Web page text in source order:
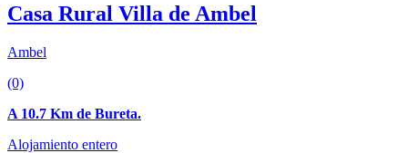
Casa Rural Villa de Ambel
Ambel
(0)
A 10.7 Km de Bureta.
Alojamiento entero